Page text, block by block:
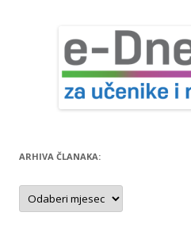
ARHIVA ČLANAKA:
Arhiva
članaka: